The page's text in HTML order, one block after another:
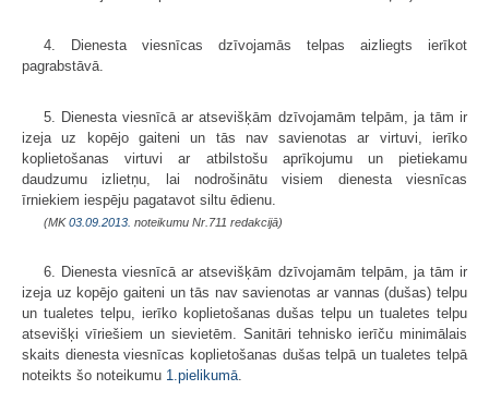
4. Dienesta viesnīcas dzīvojamās telpas aizliegts ierīkot
pagrabstāvā.
5. Dienesta viesnīcā ar atsevišķām dzīvojamām telpām, ja tām ir
izeja uz kopējo gaiteni un tās nav savienotas ar virtuvi, ierīko
koplietošanas virtuvi ar atbilstošu aprīkojumu un pietiekamu
daudzumu izlietņu, lai nodrošinātu visiem dienesta viesnīcas
īrniekiem iespēju pagatavot siltu ēdienu.
(MK03.09.2013. noteikumu Nr.711 redakcijā)
6. Dienesta viesnīcā ar atsevišķām dzīvojamām telpām, ja tām ir
izeja uz kopējo gaiteni un tās nav savienotas ar vannas (dušas) telpu
un tualetes telpu, ierīko koplietošanas dušas telpu un tualetes telpu
atsevišķi vīriešiem un sievietēm. Sanitāri tehnisko ierīču minimālais
skaits dienesta viesnīcas koplietošanas dušas telpā un tualetes telpā
noteikts šo noteikumu 1.pielikumā